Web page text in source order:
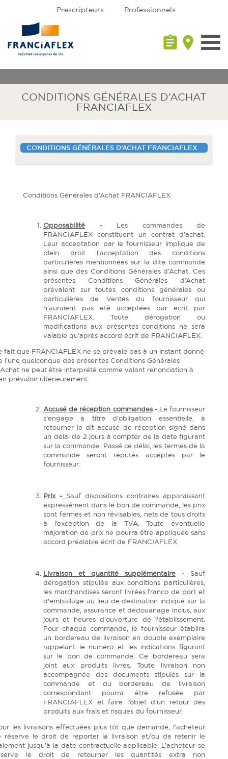
Prescripteurs Professionnels
assignment place
CONDITIONS GÉNÉRALES D’ACHAT
FRANCIAFLEX
CONDITIONS GÉNÉRALES D’ACHAT FRANCIAFLEX
Conditions Générales d’Achat FRANCIAFLEX
Opposabilité -Les commandes de
FRANCIAFLEX constituent un contrat d’achat.
Leur acceptation par le fournisseur implique de
plein droit l’acceptation des conditions
particulières mentionnées sur la dite commande
ainsi que des Conditions Générales d’Achat. Ces
présentes Conditions Générales d’Achat
prévalent sur toutes conditions générales ou
particulières de Ventes du fournisseur qui
n’auraient pas été acceptées par écrit par
FRANCIAFLEX. Toute dérogation ou
modifications aux présentes conditions ne sera
valable qu’après accord écrit de FRANCIAFLEX.
fait que FRANCIAFLEX ne se prévale pas à un instant donné
l'une quelconque des présentes Conditions Générales
ne peut être interprété comme valant renonciation à
prévaloir ultérieurement.
Accusé de réception commandes- Le fournisseur
s'engage à titre d'obligation essentielle, à
retourner le dit accusé de réception signé dans
un délai de 2 jours à compter de la date figurant
sur la commande. Passé ce délai, les termes de la
commande seront réputés acceptés par le
fournisseur.
Prix- Sauf dispositions contraires apparaissant
expressément dans le bon de commande, les prix
sont fermes et non révisables, nets de tous droits
à l’exception de la TVA. Toute éventuelle
majoration de prix ne pourra être appliquée sans
accord préalable écrit de FRANCIAFLEX.
Livraison et quantité supplémentaire - Sauf
dérogation stipulée aux conditions particulières,
les marchandises seront livrées franco de port et
d'emballage au lieu de destination indiqué sur la
commande, assurance et dédouanage inclus, aux
jours et heures d'ouverture de l'établissement.
Pour chaque commande, le fournisseur établira
un bordereau de livraison en double exemplaire
rappelant le numéro et les indications figurant
sur le bon de commande. Ce bordereau sera
joint aux produits livrés. Toute livraison non
accompagnée des documents stipulés sur la
commande et du bordereau de livraison
correspondant pourra être refusée par
FRANCIAFLEX et faire l’objet d’un retour des
produits aux frais et risques du fournisseur.
les livraisons effectuées plus tôt que demandé, l’acheteur
réserve le droit de reporter la livraison et/ou de retenir le
jusqu’à la date contractuelle applicable. L’acheteur se
le droit de retourner les quantités extra non